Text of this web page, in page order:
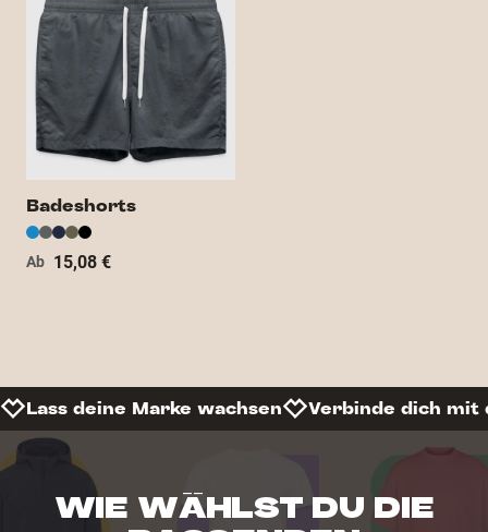
Badeshorts
Ab 15,08 €
Lass deine Marke wachsen Verbinde dich mit
WIE WÄHLST DU DIE